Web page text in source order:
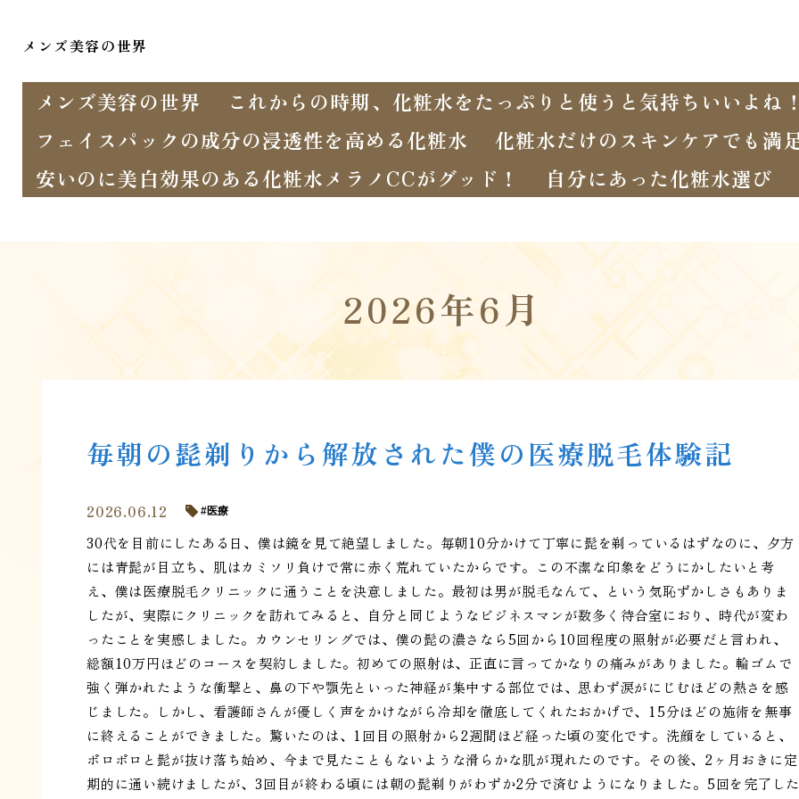
メンズ美容の世界
メンズ美容の世界
これからの時期、化粧水をたっぷりと使うと気持ちいいよね
フェイスパックの成分の浸透性を高める化粧水
化粧水だけのスキンケアでも満
安いのに美白効果のある化粧水メラノCCがグッド！
自分にあった化粧水選び
2026年6月
毎朝の髭剃りから解放された僕の医療脱毛体験記
2026.06.12 医療
30代を目前にしたある日、僕は鏡を見て絶望しました。毎朝10分かけて丁寧に髭を剃っているはずなのに、夕方
には青髭が目立ち、肌はカミソリ負けで常に赤く荒れていたからです。この不潔な印象をどうにかしたいと考
え、僕は医療脱毛クリニックに通うことを決意しました。最初は男が脱毛なんて、という気恥ずかしさもありま
したが、実際にクリニックを訪れてみると、自分と同じようなビジネスマンが数多く待合室におり、時代が変わ
ったことを実感しました。カウンセリングでは、僕の髭の濃さなら5回から10回程度の照射が必要だと言われ、
総額10万円ほどのコースを契約しました。初めての照射は、正直に言ってかなりの痛みがありました。輪ゴムで
強く弾かれたような衝撃と、鼻の下や顎先といった神経が集中する部位では、思わず涙がにじむほどの熱さを感
じました。しかし、看護師さんが優しく声をかけながら冷却を徹底してくれたおかげで、15分ほどの施術を無事
に終えることができました。驚いたのは、1回目の照射から2週間ほど経った頃の変化です。洗顔をしていると、
ポロポロと髭が抜け落ち始め、今まで見たこともないような滑らかな肌が現れたのです。その後、2ヶ月おきに定
期的に通い続けましたが、3回目が終わる頃には朝の髭剃りがわずか2分で済むようになりました。5回を完了した